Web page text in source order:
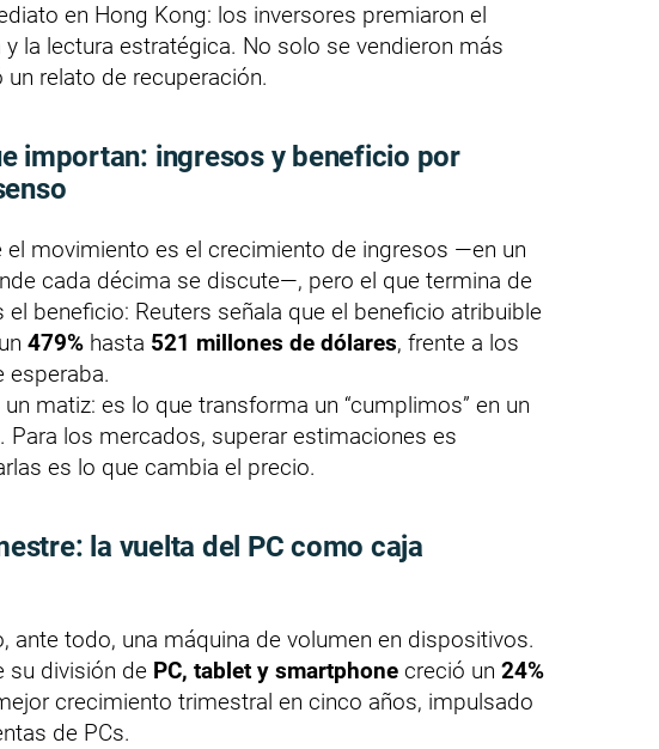
en Hong Kong: los inversores premiaron el
la lectura estratégica. No solo se vendieron más
relato de recuperación.
importan: ingresos y beneficio por
el movimiento es el crecimiento de ingresos —en un
cada décima se discute—, pero el que termina de
el beneficio: Reuters señala que el beneficio atribuible
479% hasta 521 millones de dólares, frente a los
esperaba.
matiz: es lo que transforma un “cumplimos” en un
Para los mercados, superar estimaciones es
es lo que cambia el precio.
la vuelta del PC como caja
ante todo, una máquina de volumen en dispositivos.
su división de PC, tablet y smartphone creció un 24%
crecimiento trimestral en cinco años, impulsado
de PCs.